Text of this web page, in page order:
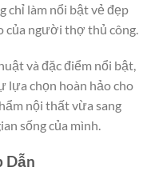
chỉ làm nổi bật vẻ đẹp
của người thợ thủ công.
và đặc điểm nổi bật,
lựa chọn hoàn hảo cho
nội thất vừa sang
sống của mình.
Dẫn